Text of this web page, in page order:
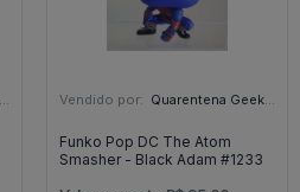
Vendido por: Quarentena Geek Store - SP
Funko Pop DC The Atom
Smasher - Black Adam #1233